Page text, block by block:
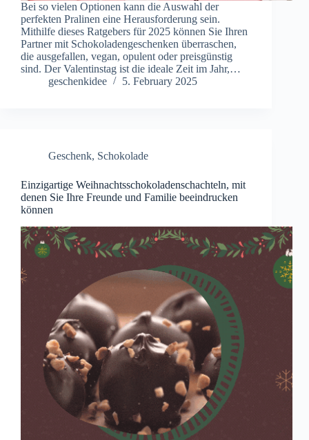
Bei so vielen Optionen kann die Auswahl der
perfekten Pralinen eine Herausforderung sein.
Mithilfe dieses Ratgebers für 2025 können Sie Ihren
Partner mit Schokoladengeschenken überraschen,
die ausgefallen, vegan, opulent oder preisgünstig
sind. Der Valentinstag ist die ideale Zeit im Jahr,…
geschenkidee
5. February 2025
Geschenk, Schokolade
Einzigartige Weihnachtsschokoladenschachteln, mit
denen Sie Ihre Freunde und Familie beeindrucken
können